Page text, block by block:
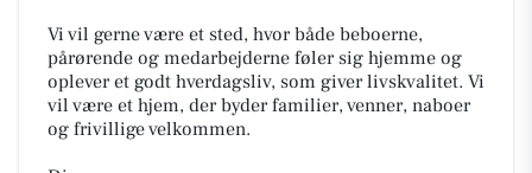
Vi vil gerne være et sted, hvor både beboerne,
pårørende og medarbejderne føler sig hjemme og
oplever et godt hverdagsliv, som giver livskvalitet. Vi
vil være et hjem, der byder familier, venner, naboer
og frivillige velkommen.